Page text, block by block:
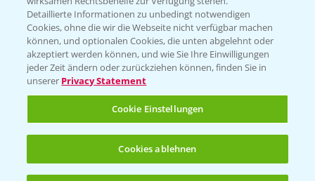
Beratung auf WhatsApp
T.+49 (0)174 346 564 1
KONTAKT
Hilfe in Notfällen
+49 (0)214/30-20220
Detaillierte Informationen zu unbedingt notwendigen
Cookies, ohne die wir die Webseite nicht verfügbar machen
können, und optionalen Cookies, die unten abgelehnt oder
akzeptiert werden können, und wie Sie Ihre Einwilligungen
jeder Zeit ändern oder zurückziehen können, finden Sie in
unserer Privacy Statement
Cookie Einstellungen
Cookies ablehnen